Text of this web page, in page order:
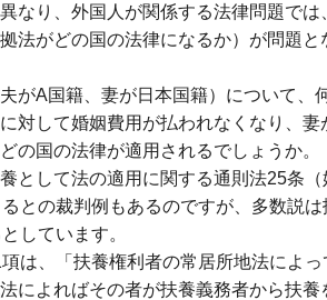
なり、外国人が関係する法律問題では
法がどの国の法律になるか）が問題と
がA国籍、妻が日本国籍）について、
対して婚姻費用が払われなくなり、妻
の国の法律が適用されるでしょうか。
として法の適用に関する通則法25条（
との裁判例もあるのですが、多数説は
しています。
は、「扶養権利者の常居所地法によっ
によればその者が扶養義務者から扶養